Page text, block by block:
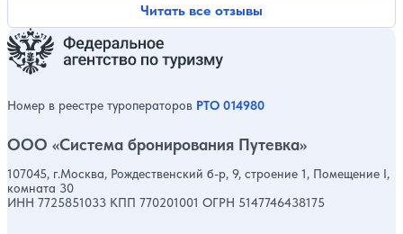
Читать все отзывы
Номер в реестре туроператоров РТО 014980
ООО «Система бронирования Путевка»
107045, г.Москва, Рождественский б-р, 9, строение 1, Помещение I,
комната 30
ИНН 7725851033 КПП 770201001 ОГРН 5147746438175